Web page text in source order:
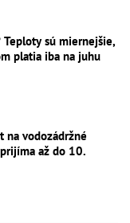
Teploty sú miernejšie,
platia iba na juhu
na vodozádržné
až do 10.